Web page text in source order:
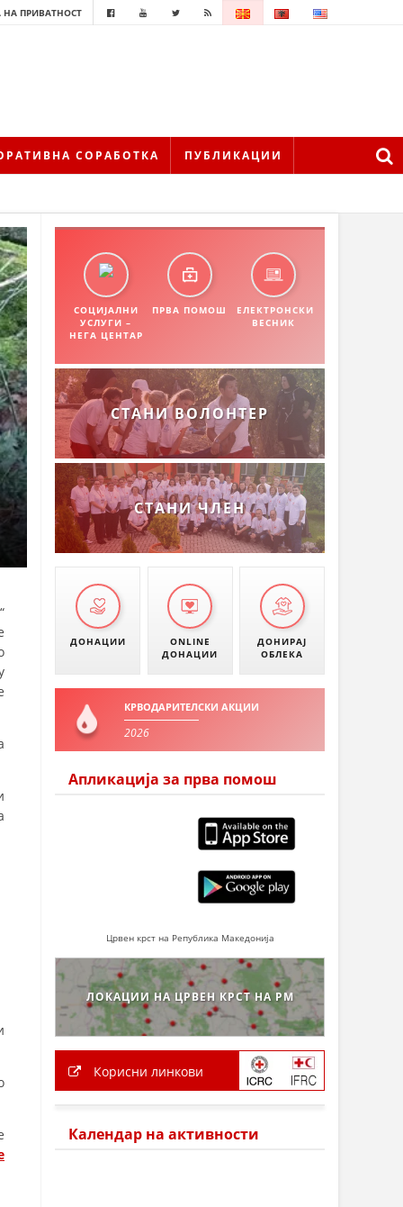
ПРИВАТНОСТ
СОРАБОТКА ПУБЛИКАЦИИ
СОЦИЈАЛНИ
УСЛУГИ –
НЕГА ЦЕНТАР
ПРВА ПОМОШ
ЕЛЕКТРОНСКИ
ВЕСНИК
СТАНИ ВОЛОНТЕР
СТАНИ ЧЛЕН
ДОНАЦИИ
ONLINE
ДОНАЦИИ
ДОНИРАЈ
ОБЛЕКА
КРВОДАРИТЕЛСКИ АКЦИИ
2026
Апликација за прва помош
Црвен крст на Република Македонија
ЛОКАЦИИ НА ЦРВЕН КРСТ НА РМ
Корисни линкови
Календар на активности